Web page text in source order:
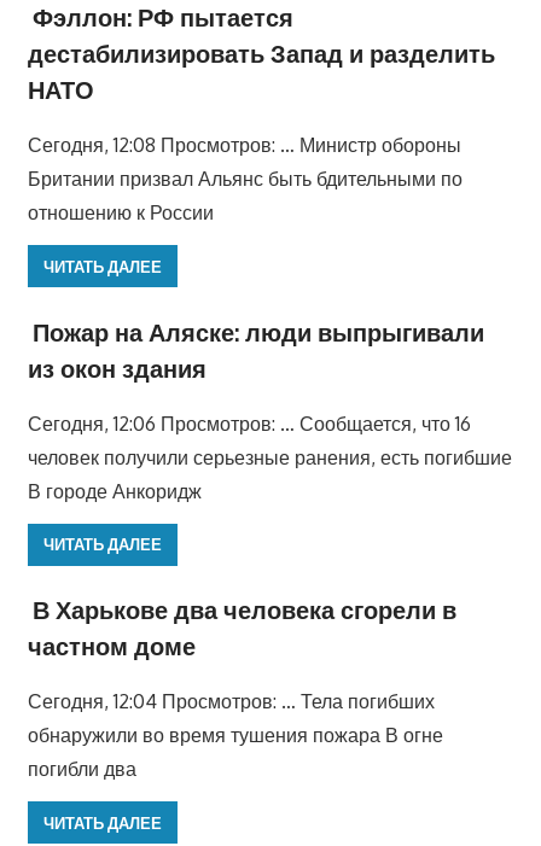
Фэллон: РФ пытается
дестабилизировать Запад и разделить
НАТО
Сегодня, 12:08 Просмотров: … Министр обороны
Британии призвал Альянс быть бдительными по
отношению к России
ЧИТАТЬ ДАЛЕЕ
Пожар на Аляске: люди выпрыгивали
из окон здания
Сегодня, 12:06 Просмотров: … Сообщается, что 16
человек получили серьезные ранения, есть погибшие
В городе Анкоридж
ЧИТАТЬ ДАЛЕЕ
В Харькове два человека сгорели в
частном доме
Сегодня, 12:04 Просмотров: … Тела погибших
обнаружили во время тушения пожара В огне
погибли два
ЧИТАТЬ ДАЛЕЕ